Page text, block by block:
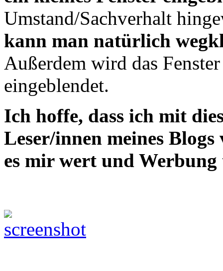
Umstand/Sachverhalt
kann man natürlich
Außerdem wird das
eingeblendet.
Ich hoffe, dass ich mit
Leser/innen meines
es mir wert und